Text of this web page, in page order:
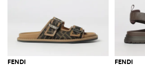
FENDI FENDI